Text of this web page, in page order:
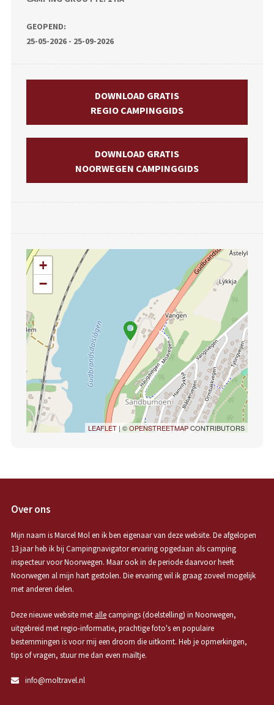
GEOPEND:
25-05-2026 - 25-09-2026
DOWNLOAD GRATIS
REGIO CAMPINGGIDS
DOWNLOAD GRATIS
NOORWEGEN CAMPINGGIDS
+
−
LEAFLET | ©OPENSTREETMAPCONTRIBUTORS
Over ons
Mijn naam is Marcel Mol en ik ben eigenaar van deze website. De afgelopen
13 jaar heb ik bij Campingnavigator ervaring opgedaan als camping
inspecteur voor Noorwegen. Maar ook in de periode daarvoor heeft
Noorwegen al mijn hart gestolen. Die ervaring wil ik graag zoveel mogelijk
met anderen delen.
Deze nieuwe website met allecampings (doelstelling) in Noorwegen,
uitgebreid met regio-informatie, prachtige foto's en populaire
bestemmingen is voor mij een droom die uitkomt. Heb je opmerkingen,
tips of vragen, stuur me dan even mailtje.
info@moltravel.nl